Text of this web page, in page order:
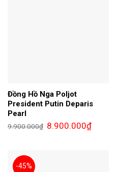
Đồng Hồ Nga Poljot
President Putin Deparis
Pearl
9.900.000₫ Giá
gốc
8.900.000₫Giá
hiện
-45%